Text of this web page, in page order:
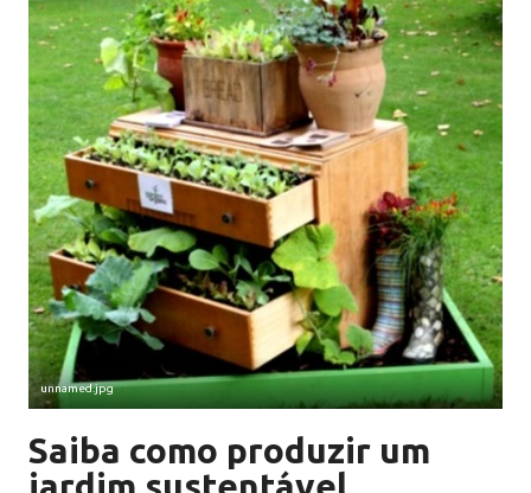
unnamed.jpg
Saiba como produzir um